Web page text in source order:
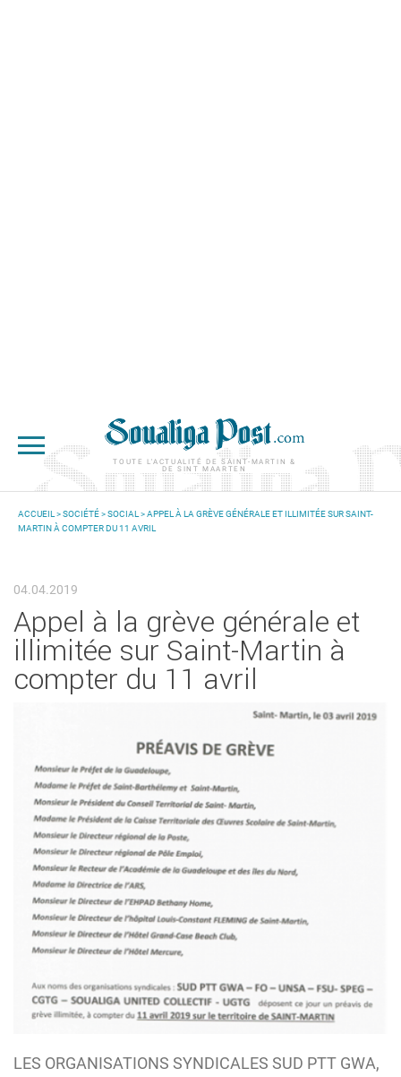
TOUTE L'ACTUALITÉ DE SAINT-MARTIN &
DE SINT MAARTEN
VOUS ÊTES ICI
ACCUEIL >SOCIÉTÉ>SOCIAL > APPEL À LA GRÈVE GÉNÉRALE ET ILLIMITÉE SUR SAINT-
MARTIN À COMPTER DU 11 AVRIL
04.04.2019
Appel à la grève générale et
illimitée sur Saint-Martin à
compter du 11 avril
LES ORGANISATIONS SYNDICALES SUD PTT GWA,